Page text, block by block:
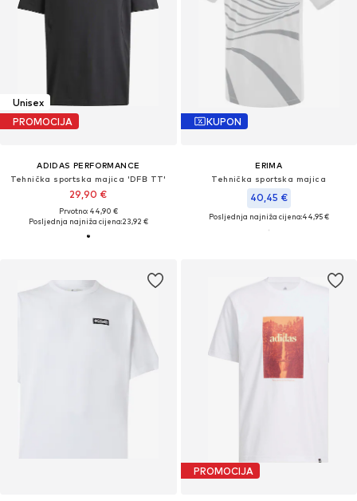
Unisex
PROMOCIJA
ADIDAS PERFORMANCE
Tehnička sportska majica 'DFB TT'
29,90 €
Prvotno: 44,90 €
Posljednja najniža cijena:23,92 €
KUPON
ERIMA
Tehnička sportska majica
40,45 €
Posljednja najniža cijena:44,95 €
PROMOCIJA